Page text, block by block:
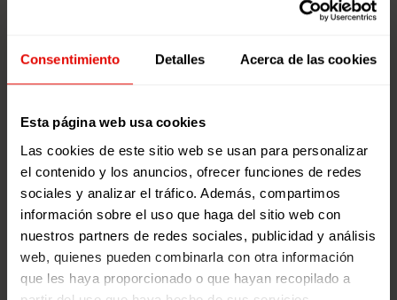
Consentimiento Detalles Acerca de las cookies
Esta página web usa cookies
Las cookies de este sitio web se usan para personalizar
el contenido y los anuncios, ofrecer funciones de redes
sociales y analizar el tráfico. Además, compartimos
información sobre el uso que haga del sitio web con
nuestros partners de redes sociales, publicidad y análisis
web, quienes pueden combinarla con otra información
que les haya proporcionado o que hayan recopilado a
Pensemos en los chicos de vuestro entorno
(centro educativo, barrio, casa, etc.). ¿En qué
espacios suelen pasar más tiempo? ¿Qué
actividades hacen en esos espacios? ¿Y las
Desigualdades detectadas
TABLA CON ELEMENTOS A
TENER EN CUENTA EN LAS
ACCIONES
Nombre y descripción de la actividad
Si lo dejas sin acabarguarda tus avances.
continua por donde lo dejaste.
SUBIR AVANCES
Cuando quieras.
En el ordenador que quieras.